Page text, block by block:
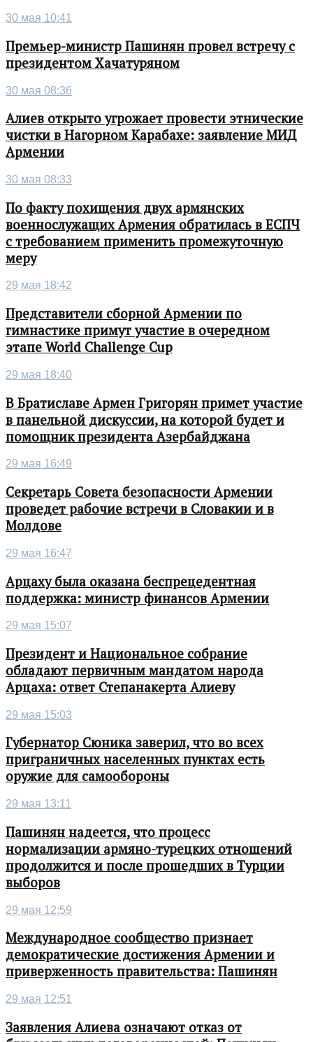
30 мая 10:41
Премьер-министр Пашинян провел встречу с
президентом Хачатуряном
30 мая 08:36
Алиев открыто угрожает провести этнические
чистки в Нагорном Карабахе: заявление МИД
Армении
30 мая 08:33
По факту похищения двух армянских
военнослужащих Армения обратилась в ЕСПЧ
с требованием применить промежуточную
меру
29 мая 18:42
Представители сборной Армении по
гимнастике примут участие в очередном
этапе World Challenge Cup
29 мая 18:40
В Братиславе Армен Григорян примет участие
в панельной дискуссии, на которой будет и
помощник президента Азербайджана
29 мая 16:49
Секретарь Совета безопасности Армении
проведет рабочие встречи в Словакии и в
Молдове
29 мая 16:47
Арцаху была оказана беспрецедентная
поддержка: министр финансов Армении
29 мая 15:07
Президент и Национальное собрание
обладают первичным мандатом народа
Арцаха: ответ Степанакерта Алиеву
29 мая 15:03
Губернатор Сюника заверил, что во всех
приграничных населенных пунктах есть
оружие для самообороны
29 мая 13:11
Пашинян надеется, что процесс
нормализации армяно-турецких отношений
продолжится и после прошедших в Турции
выборов
29 мая 12:59
Международное сообщество признает
демократические достижения Армении и
приверженность правительства: Пашинян
29 мая 12:51
Заявления Алиева означают отказ от